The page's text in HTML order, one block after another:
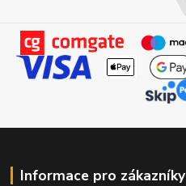
Informace pro zákazníky